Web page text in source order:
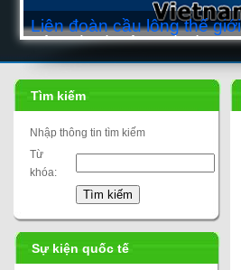
Liên đoàn cầu lông thế giới
Liên đoàn cầu lông thế giới
Tìm kiếm
Nhập thông tin tìm kiếm
Từ
khóa:
Sự kiện quốc tế